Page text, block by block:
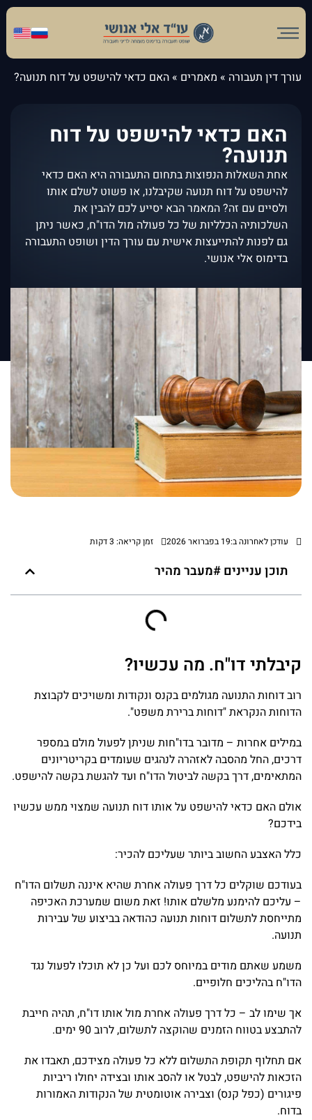
עורך דין תעבורה » מאמרים »האם כדאי להישפט על דוח תנועה?
האם כדאי להישפט על דוח
תנועה?
אחת השאלות הנפוצות בתחום התעבורה היא האם כדאי
להישפט על דוח תנועה שקיבלנו, או פשוט לשלם אותו
ולסיים עם זה? המאמר הבא יסייע לכם להבין את
השלכותיה הכלליות של כל פעולה מול הדו"ח, כאשר ניתן
גם לפנות להתייעצות אישית עם עורך הדין ושופט התעבורה
בדימוס אלי אנושי.
עודכן לאחרונה ב:19 בפברואר 2026 זמן קריאה: 3 דקות
תוכן עניינים #מעבר מהיר
קיבלתי דו"ח. מה עכשיו?
רוב דוחות התנועה מגולמים בקנס ונקודות ומשויכים לקבוצת
הדוחות הנקראת "דוחות ברירת משפט".
במילים אחרות – מדובר בדו"חות שניתן לפעול מולם במספר
דרכים, החל מהסבה לאזהרה לנהגים שעומדים בקריטריונים
המתאימים, דרך בקשה לביטול הדו"ח ועד להגשת בקשה להישפט.
אולם האם כדאי להישפט על אותו דוח תנועה שמצוי ממש עכשיו
בידכם?
כלל האצבע החשוב ביותר שעליכם להכיר:
בעודכם שוקלים כל דרך פעולה אחרת שהיא איננה תשלום הדו"ח
– עליכם להימנע מלשלם אותו! זאת משום שמערכת האכיפה
מתייחסת לתשלום דוחות תנועה כהודאה בביצוע של עבירות
תנועה.
משמע שאתם מודים במיוחס לכם ועל כן לא תוכלו לפעול נגד
הדו"ח בהליכים חלופיים.
אך שימו לב – כל דרך פעולה אחרת מול אותו דו"ח, תהיה חייבת
להתבצע בטווח הזמנים שהוקצה לתשלום, לרוב 90 ימים.
אם תחלוף תקופת התשלום ללא כל פעולה מצידכם, תאבדו את
הזכאות להישפט, לבטל או להסב אותו ובצידה יחולו ריביות
פיגורים (כפל קנס) וצבירה אוטומטית של הנקודות האמורות
בדוח.